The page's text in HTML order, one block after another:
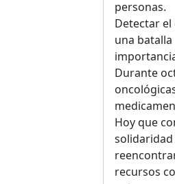
personas.
Detectar
una
Durante
Hoy que
recursos